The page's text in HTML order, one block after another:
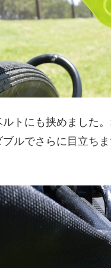
トにも挟めました
ルでさらに目立ち